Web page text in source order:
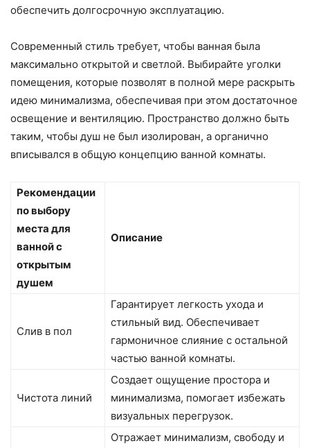
обеспечить долгосрочную эксплуатацию.
Современный стиль требует, чтобы ванная была
максимально открытой и светлой. Выбирайте уголки
помещения, которые позволят в полной мере раскрыть
идею минимализма, обеспечивая при этом достаточное
освещение и вентиляцию. Пространство должно быть
таким, чтобы душ не был изолирован, а органично
вписывался в общую концепцию ванной комнаты.
Рекомендации
по выбору
места для
ванной с
открытым
душем
Описание
Слив в пол
Гарантирует легкость ухода и
стильный вид. Обеспечивает
гармоничное слияние с остальной
частью ванной комнаты.
Чистота линий
Создает ощущение простора и
минимализма, помогает избежать
визуальных перегрузок.
Отражает минимализм, свободу и